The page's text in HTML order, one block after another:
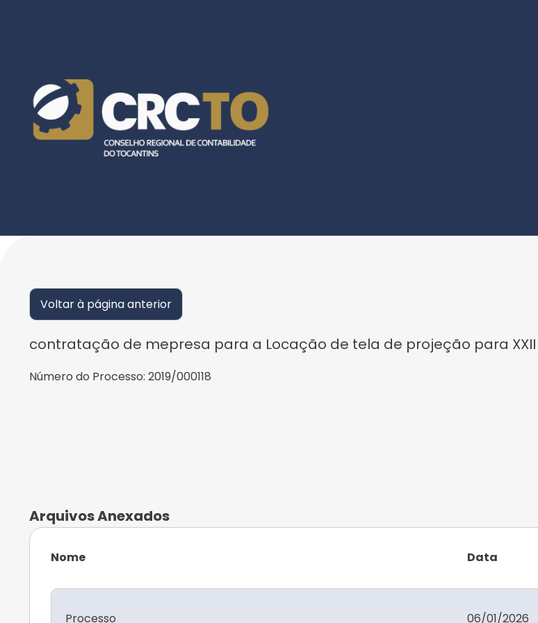
Voltar à página anterior
contratação de mepresa para a Locação de tela de projeção para XXII
Número do Processo: 2019/000118
Arquivos Anexados
Nome Data
Processo 06/01/2026